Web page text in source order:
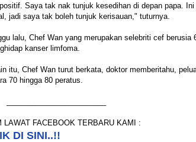
Saya tak nak tunjuk kesedihan di depan papa.
jadi saya tak boleh tunjuk kerisauan," tuturnya.
lalu, Chef Wan yang merupakan selebriti cef
kanser limfoma.
itu, Chef Wan turut berkata, doktor memberitahu,
70 hingga 80 peratus.
LAWAT FACEBOOK TERBARU KAMI :
DI SINI..!!